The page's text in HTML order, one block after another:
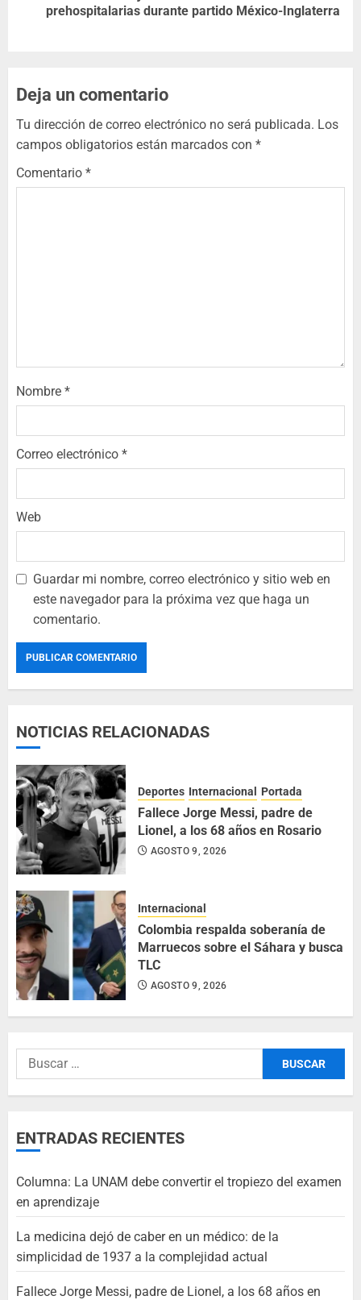
prehospitalarias durante partido México-Inglaterra
Deja un comentario
Tu dirección de correo electrónico no será publicada. Los
campos obligatorios están marcados con *
Comentario *
Nombre *
Correo electrónico *
Web
Guardar mi nombre, correo electrónico y sitio web en
este navegador para la próxima vez que haga un
comentario.
NOTICIAS RELACIONADAS
Deportes Internacional Portada
Fallece Jorge Messi, padre de
Lionel, a los 68 años en Rosario
AGOSTO 9, 2026
Internacional
Colombia respalda soberanía de
Marruecos sobre el Sáhara y busca
TLC
AGOSTO 9, 2026
ENTRADAS RECIENTES
Columna: La UNAM debe convertir el tropiezo del examen
en aprendizaje
La medicina dejó de caber en un médico: de la
simplicidad de 1937 a la complejidad actual
Fallece Jorge Messi, padre de Lionel, a los 68 años en